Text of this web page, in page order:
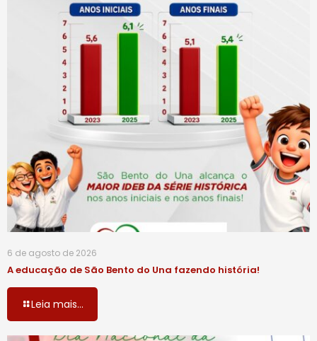
6 de agosto de 2026
A educação de São Bento do Una fazendo história!
Leia mais...